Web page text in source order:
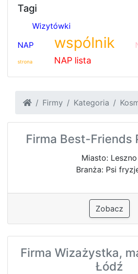
Tagi
Wizytówki
NAP
wspólnik
strona NAP lista
Firmy Kategoria
Firma Best-Friends
Miasto: Leszno
Branża: Psi
Zobacz
Firma Wizażystka,
Łódź